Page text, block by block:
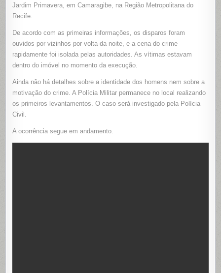
TIROS
RECIFE
Jardim Primavera, em Camaragibe, na Região Metropolitana do
Recife.
De acordo com as primeiras informações, os disparos foram
ouvidos por vizinhos por volta da noite, e a cena do crime
rapidamente foi isolada pelas autoridades. As vítimas estavam
dentro do imóvel no momento da execução.
Ainda não há detalhes sobre a identidade dos homens nem sobre a
motivação do crime. A Polícia Militar permanece no local realizando
os primeiros levantamentos. O caso será investigado pela Polícia
Civil.
A ocorrência segue em andamento.